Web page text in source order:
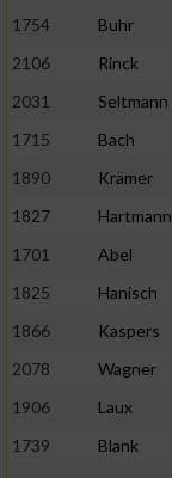
1754
Buhr
2106
Rinck
2031
Seltmann
1715
Bach
1890
Krämer
1827
Hartmann
1701
Abel
1825
Hanisch
1866
Kaspers
2078
Wagner
1906
Laux
1739
Blank